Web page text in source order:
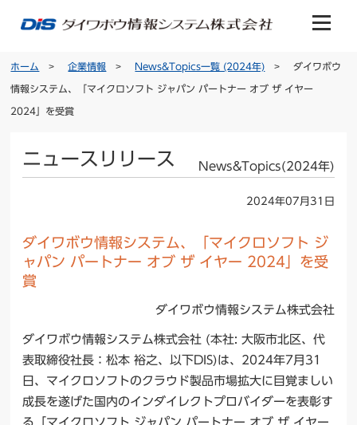
ホーム 企業情報 News&Topics一覧 (2024年) ダイワボウ
情報システム、「マイクロソフト ジャパン パートナー オブ ザ イヤー
2024」を受賞
ニュースリリース News&Topics(2024年)
2024年07月31日
ダイワボウ情報システム、「マイクロソフト ジ
ャパン パートナー オブ ザ イヤー 2024」を受
賞
ダイワボウ情報システム株式会社
ダイワボウ情報システム株式会社 (本社: 大阪市北区、代
表取締役社長：松本 裕之、以下DIS)は、2024年7月31
日、マイクロソフトのクラウド製品市場拡大に目覚ましい
成長を遂げた国内のインダイレクトプロバイダーを表彰す
る「マイクロソフト ジャパン パートナー オブ ザ イヤー